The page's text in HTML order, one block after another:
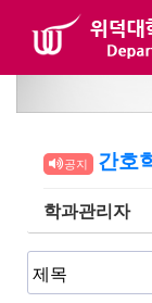
공지 간호
학과관리자